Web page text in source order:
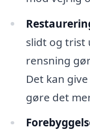
slidt og trist
rensning
Det kan
gøre det